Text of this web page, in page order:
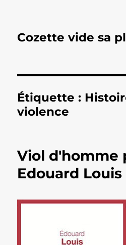
Cozette vide sa
Étiquette :
violence
Viol d'homme
Edouard Louis